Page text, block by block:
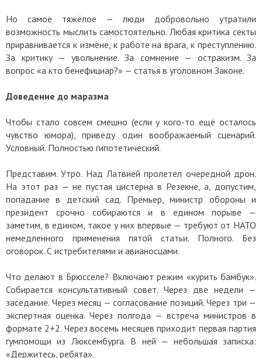
Но самое тяжёлое — люди добровольно утратили
возможность мыслить самостоятельно. Любая критика секты
приравнивается к измене, к работе на врага, к преступлению.
За критику — увольнение. За сомнение — остракизм. За
вопрос «а кто бенефициар?» — статья в уголовном Законе.
Доведение до маразма
Чтобы стало совсем смешно (если у кого-то ещё осталось
чувство юмора), приведу один воображаемый сценарий.
Условный. Полностью гипотетический.
Представим. Утро. Над Латвией пролетел очередной дрон.
На этот раз — не пустая цистерна в Резекне, а, допустим,
попадание в детский сад. Премьер, министр обороны и
президент срочно собираются и в едином порыве —
заметим, в едином, такое у них впервые — требуют от НАТО
немедленного применения пятой статьи. Полного. Без
оговорок. С истребителями и авианосцами.
Что делают в Брюсселе? Включают режим «курить бамбук».
Собирается консультативный совет. Через две недели —
заседание. Через месяц — согласование позиций. Через три —
экспертная оценка. Через полгода — встреча министров в
формате 2+2. Через восемь месяцев приходит первая партия
гумпомощи из Люксембурга. В ней — небольшая записка:
«Держитесь, ребята».